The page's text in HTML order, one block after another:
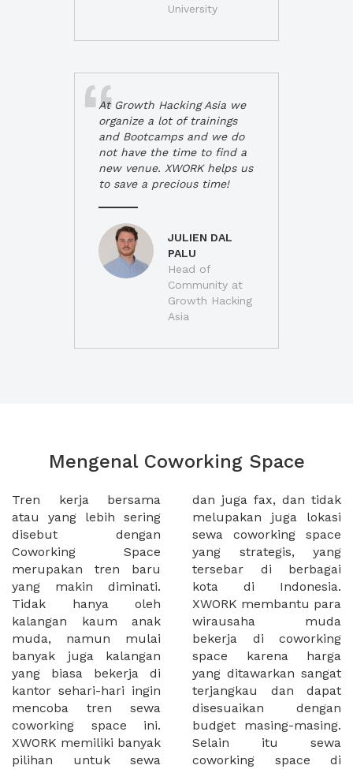
University
At Growth Hacking Asia we
organize a lot of trainings
and Bootcamps and we do
not have the time to find a
new venue. XWORK helps us
to save a precious time!
JULIEN DAL
PALU
Head of
Community at
Growth Hacking
Asia
Mengenal Coworking Space
Tren kerja bersama
atau yang lebih sering
disebut dengan
Coworking Space
merupakan tren baru
yang makin diminati.
Tidak hanya oleh
kalangan kaum anak
muda, namun mulai
banyak juga kalangan
yang biasa bekerja di
kantor sehari-hari ingin
mencoba tren sewa
coworking space ini.
XWORK memiliki banyak
pilihan untuk sewa
dan juga fax, dan tidak
melupakan juga lokasi
sewa coworking space
yang strategis, yang
tersebar di berbagai
kota di Indonesia.
XWORK membantu para
wirausaha muda
bekerja di coworking
space karena harga
yang ditawarkan sangat
terjangkau dan dapat
disesuaikan dengan
budget masing-masing.
Selain itu sewa
coworking space di